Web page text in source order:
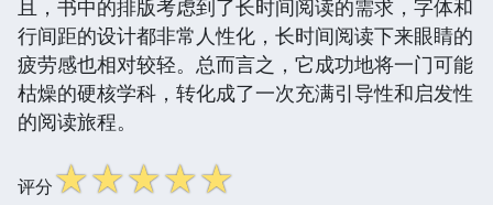
且，书中的排版考虑到了长时间阅读的需求，字体和
行间距的设计都非常人性化，长时间阅读下来眼睛的
疲劳感也相对较轻。总而言之，它成功地将一门可能
枯燥的硬核学科，转化成了一次充满引导性和启发性
的阅读旅程。
评分☆☆☆☆☆